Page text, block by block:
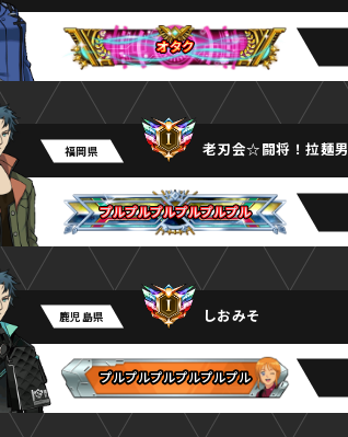
オタク
オタク
オタク
福岡県 老刃会☆闘将！拉麺男
プルプルプルプルプルプル
プルプルプルプルプルプル
プルプルプルプルプルプル
鹿児島県 しおみそ
プルプルプルプルプルプル
プルプルプルプルプルプル
プルプルプルプルプルプル